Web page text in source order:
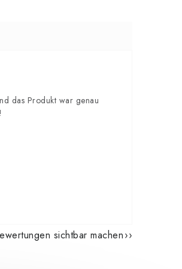
das Produkt war genau
sichtbar machen